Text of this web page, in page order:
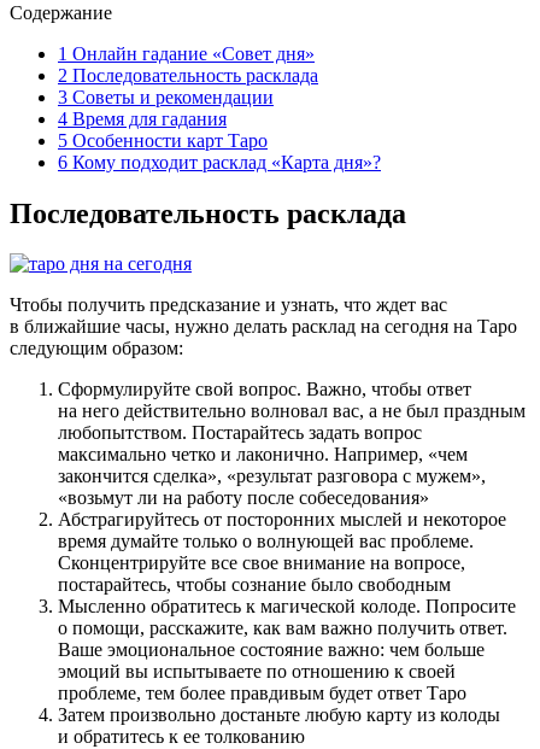
Содержание
1 Онлайн гадание «Совет дня»
2 Последовательность расклада
3 Советы и рекомендации
4 Время для гадания
5 Особенности карт Таро
6 Кому подходит расклад «Карта дня»?
Последовательность расклада
Чтобы получить предсказание и узнать, что ждет вас
в ближайшие часы, нужно делать расклад на сегодня на Таро
следующим образом:
Сформулируйте свой вопрос. Важно, чтобы ответ
на него действительно волновал вас, а не был праздным
любопытством. Постарайтесь задать вопрос
максимально четко и лаконично. Например, «чем
закончится сделка», «результат разговора с мужем»,
«возьмут ли на работу после собеседования»
Абстрагируйтесь от посторонних мыслей и некоторое
время думайте только о волнующей вас проблеме.
Сконцентрируйте все свое внимание на вопросе,
постарайтесь, чтобы сознание было свободным
Мысленно обратитесь к магической колоде. Попросите
о помощи, расскажите, как вам важно получить ответ.
Ваше эмоциональное состояние важно: чем больше
эмоций вы испытываете по отношению к своей
проблеме, тем более правдивым будет ответ Таро
Затем произвольно достаньте любую карту из колоды
и обратитесь к ее толкованию